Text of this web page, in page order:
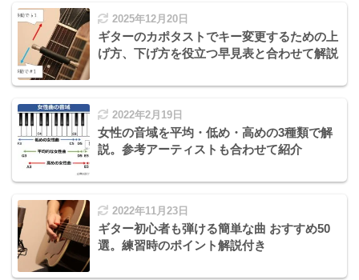
2025年12月20日
ギターのカポタストでキー変更するための上
げ方、下げ方を役立つ早見表と合わせて解説
2022年2月19日
女性の音域を平均・低め・高めの3種類で解
説。参考アーティストも合わせて紹介
2022年11月23日
ギター初心者も弾ける簡単な曲 おすすめ50
選。練習時のポイント解説付き